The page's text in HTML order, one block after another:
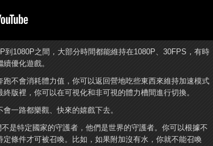
到1080P之間，大部分時間都能維持在1080P、30FPS，有時
優化遊戲。
不會消耗體力值，你可以返回營地吃些東西來維持加速模式
版裡，你可以在可視化和非可視的體力槽間進行切換。
一路都樂觀、快來的嬉戲下去。
是特定國家的守護者，他們是世界的守護者。你可以根據不
條件才可被召喚。比如，如果附加沒有水，你就不能召喚